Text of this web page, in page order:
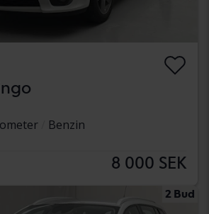
Benzin
8 000 SEK
2 Bud